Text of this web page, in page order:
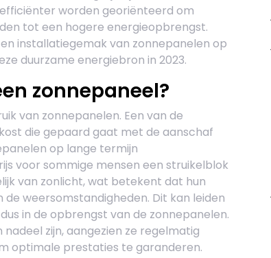
worden georiënteerd om
tot een hogere energieopbrengst.
installatiegemak van zonnepanelen op
duurzame energiebron in 2023.
zonnepaneel?
van zonnepanelen. Een van de
die gepaard gaat met de aanschaf
op lange termijn
voor sommige mensen een struikelblok
van zonlicht, wat betekent dat hun
weersomstandigheden. Dit kan leiden
in de opbrengst van de zonnepanelen.
zijn, aangezien ze regelmatig
optimale prestaties te garanderen.